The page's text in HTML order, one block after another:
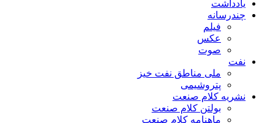
یادداشت
چندرسانه
فیلم
عکس
صوت
نفت
ملی مناطق نفت خیز
پتروشیمی
نشریه کلام صنعت
بولتن کلام صنعت
ماهنامه کلام صنعت